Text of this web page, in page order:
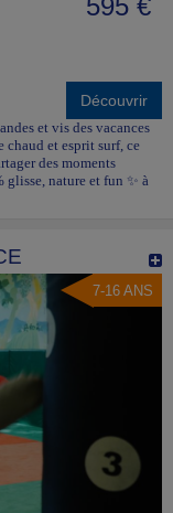
Découvrir
et vis des vacances
chaud et esprit surf, ce
des moments
nature et fun ✨ à
7-16 ANS